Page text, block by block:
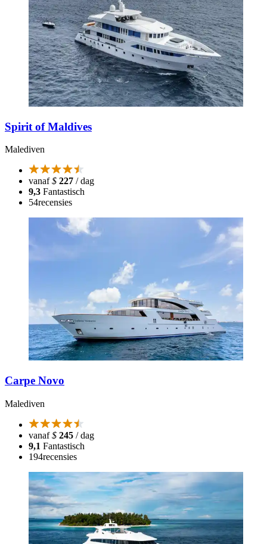
Spirit of Maldives
Malediven
vanaf$ 227 / dag
9,3 Fantastisch
54recensies
Carpe Novo
Malediven
vanaf$ 245 / dag
9,1 Fantastisch
194recensies